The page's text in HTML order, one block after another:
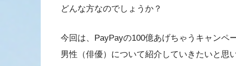
どんな方なのでしょうか？
今回は、PayPayの100億あげちゃうキャンペ
男性（俳優）について紹介していきたいと思い